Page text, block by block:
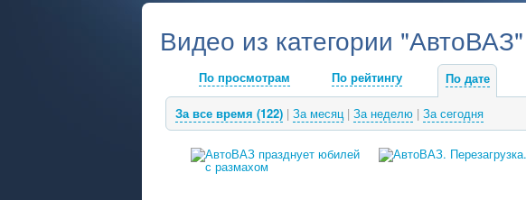
Видео из категории "АвтоВАЗ"
По просмотрам По рейтингу По дате
За все время (122) | За месяц| За неделю | За сегодня